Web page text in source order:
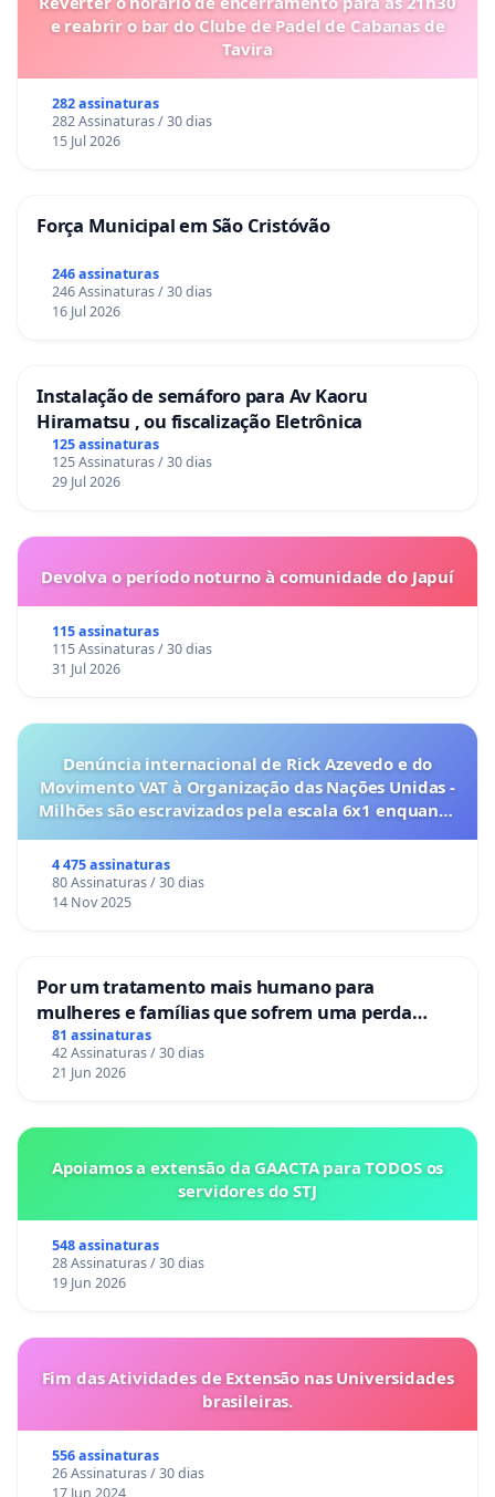
e reabrir o bar do Clube de Padel de Cabanas de
Tavira
282 assinaturas
282 Assinaturas / 30 dias
15 Jul 2026
Força Municipal em São Cristóvão
246 assinaturas
246 Assinaturas / 30 dias
16 Jul 2026
Instalação de semáforo para Av Kaoru
Hiramatsu , ou fiscalização Eletrônica
125 assinaturas
125 Assinaturas / 30 dias
29 Jul 2026
Devolva o período noturno à comunidade do Japuí
115 assinaturas
115 Assinaturas / 30 dias
31 Jul 2026
Denúncia internacional de Rick Azevedo e do
Movimento VAT à Organização das Nações Unidas -
Milhões são escravizados pela escala 6x1 enquanto
4 475 assinaturas
80 Assinaturas / 30 dias
14 Nov 2025
Por um tratamento mais humano para
mulheres e famílias que sofrem uma perda
gestacional nos hospitais portugueses
81 assinaturas
42 Assinaturas / 30 dias
21 Jun 2026
Apoiamos a extensão da GAACTA para TODOS os
servidores do STJ
548 assinaturas
28 Assinaturas / 30 dias
19 Jun 2026
Fim das Atividades de Extensão nas Universidades
brasileiras.
556 assinaturas
26 Assinaturas / 30 dias
17 Jun 2024